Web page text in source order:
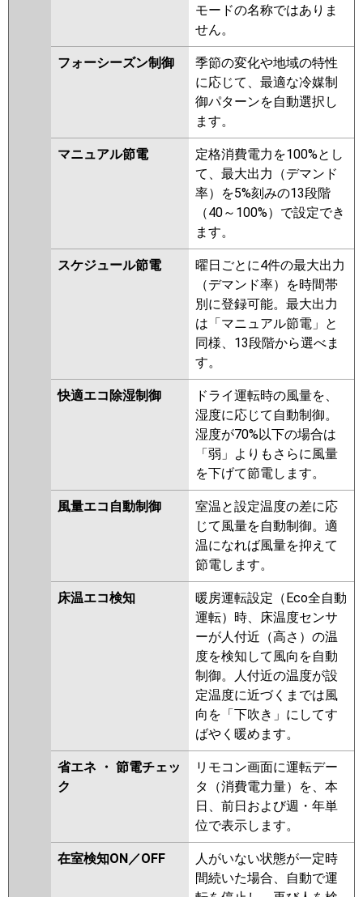
FDTSV565HA5SA
FDTSV565H5SA
パナソニック PA-P56D7HNB PA-P56D7HB PA-
PA-P56D7HN PA-
PA-P56D6HNB PA-
PA-P56D6HN
モードの名称ではありま
せん。
フォーシーズン制御
季節の変化や地域の特性
に応じて、最適な冷媒制
御パターンを自動選択し
ます。
マニュアル節電
定格消費電力を100%とし
て、最大出力（デマンド
率）を5%刻みの13段階
（40～100%）で設定でき
ます。
スケジュール節電
曜日ごとに4件の最大出力
（デマンド率）を時間帯
別に登録可能。最大出力
は「マニュアル節電」と
同様、13段階から選べま
す。
快適エコ除湿制御
ドライ運転時の風量を、
湿度に応じて自動制御。
湿度が70%以下の場合は
「弱」よりもさらに風量
を下げて節電します。
風量エコ自動制御
室温と設定温度の差に応
じて風量を自動制御。適
温になれば風量を抑えて
節電します。
床温エコ検知
暖房運転設定（Eco全自動
運転）時、床温度センサ
ーが人付近（高さ）の温
度を検知して風向を自動
制御。人付近の温度が設
定温度に近づくまでは風
向を「下吹き」にしてす
ばやく暖めます。
省エネ ・ 節電チェッ
ク
リモコン画面に運転デー
タ（消費電力量）を、本
日、前日および週・年単
位で表示します。
在室検知ON／OFF
人がいない状態が一定時
間続いた場合、自動で運